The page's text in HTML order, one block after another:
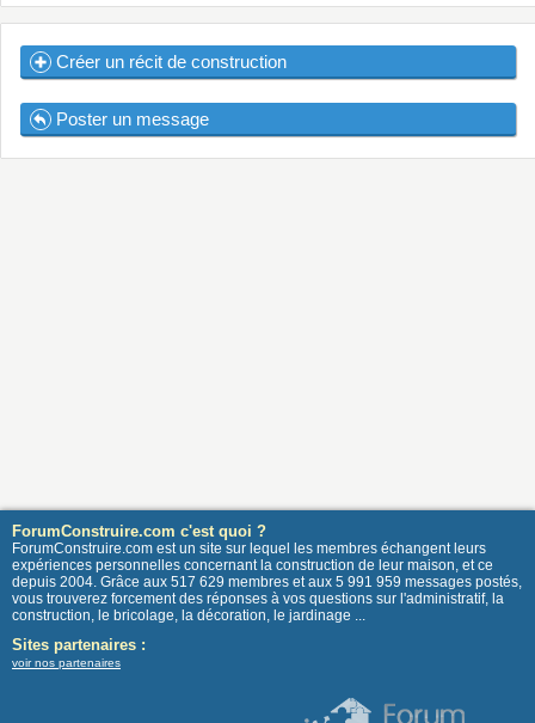
Créer un récit de construction
Poster un message
ForumConstruire.com c'est quoi ?
ForumConstruire.com est un site sur lequel les membres échangent leurs
expériences personnelles concernant la construction de leur maison, et ce
depuis 2004. Grâce aux 517 629 membres et aux 5 991 959 messages postés,
vous trouverez forcement des réponses à vos questions sur l'administratif, la
construction, le bricolage, la décoration, le jardinage ...
Sites partenaires :
voir nos partenaires